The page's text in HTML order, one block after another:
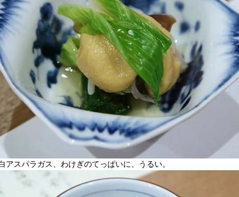
アスパラガス、わけぎのてっぱいに、うるい。